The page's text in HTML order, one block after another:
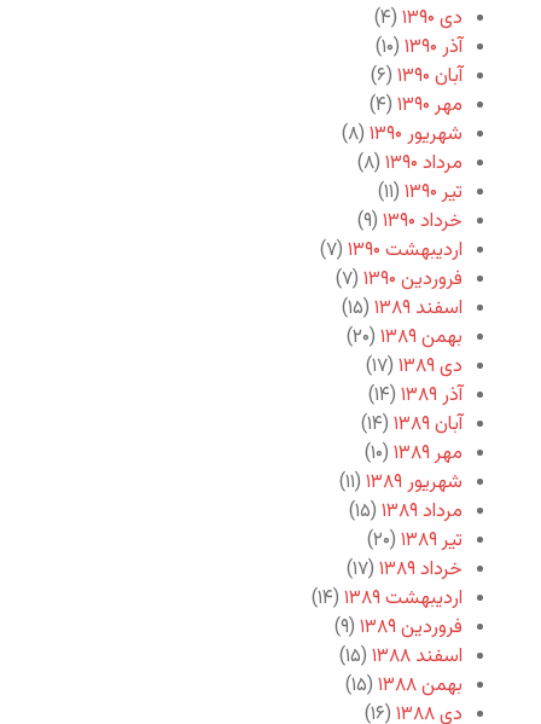
دی ۱۳۹۰
(۴)
آذر ۱۳۹۰
(۱۰)
آبان ۱۳۹۰
(۶)
مهر ۱۳۹۰
(۴)
شهریور ۱۳۹۰
(۸)
مرداد ۱۳۹۰
(۸)
تیر ۱۳۹۰
(۱۱)
خرداد ۱۳۹۰
(۹)
اردیبهشت ۱۳۹۰
(۷)
فروردین ۱۳۹۰
(۷)
اسفند ۱۳۸۹
(۱۵)
بهمن ۱۳۸۹
(۲۰)
دی ۱۳۸۹
(۱۷)
آذر ۱۳۸۹
(۱۴)
آبان ۱۳۸۹
(۱۴)
مهر ۱۳۸۹
(۱۰)
شهریور ۱۳۸۹
(۱۱)
مرداد ۱۳۸۹
(۱۵)
تیر ۱۳۸۹
(۲۰)
خرداد ۱۳۸۹
(۱۷)
اردیبهشت ۱۳۸۹
(۱۴)
فروردین ۱۳۸۹
(۹)
اسفند ۱۳۸۸
(۱۵)
بهمن ۱۳۸۸
(۱۵)
دی ۱۳۸۸
(۱۶)